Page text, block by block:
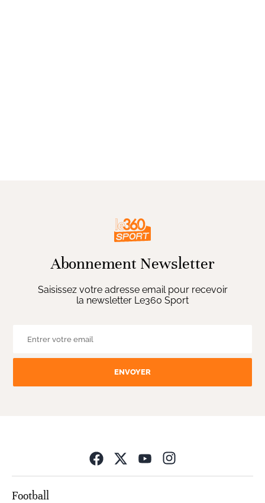
Abonnement Newsletter
Saisissez votre adresse email pour recevoir
la newsletter Le360 Sport
ENVOYER
Football